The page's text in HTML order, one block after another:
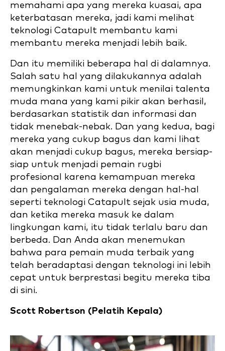
memahami apa yang mereka kuasai, apa
keterbatasan mereka, jadi kami melihat
teknologi Catapult membantu kami
membantu mereka menjadi lebih baik.
Dan itu memiliki beberapa hal di dalamnya.
Salah satu hal yang dilakukannya adalah
memungkinkan kami untuk menilai talenta
muda mana yang kami pikir akan berhasil,
berdasarkan statistik dan informasi dan
tidak menebak-nebak. Dan yang kedua, bagi
mereka yang cukup bagus dan kami lihat
akan menjadi cukup bagus, mereka bersiap-
siap untuk menjadi pemain rugbi
profesional karena kemampuan mereka
dan pengalaman mereka dengan hal-hal
seperti teknologi Catapult sejak usia muda,
dan ketika mereka masuk ke dalam
lingkungan kami, itu tidak terlalu baru dan
berbeda. Dan Anda akan menemukan
bahwa para pemain muda terbaik yang
telah beradaptasi dengan teknologi ini lebih
cepat untuk berprestasi begitu mereka tiba
di sini.
Scott Robertson ( Pelatih Kepala)